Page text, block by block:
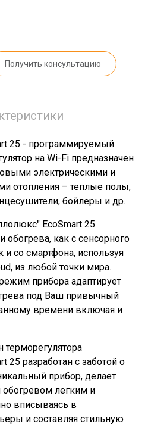
Получить консультацию
25 - программируемый
на Wi-Fi предназначен
электрическими и
отопления – теплые полы,
бойлеры и др.
EcoSmart 25
обогрева, как с сенсорного
и со смартфона, используя
из любой точки мира.
прибора адаптирует
под Ваш привычный
времени включая и
терморегулятора
25 разработан с заботой о
прибор, делает
обогревом легким и
вписываясь в
и составляя стильную